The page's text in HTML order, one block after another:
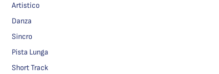
Artistico
Danza
Sincro
Pista Lunga
Short Track